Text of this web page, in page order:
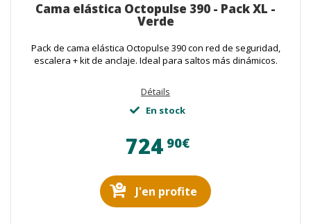
Cama elástica Octopulse 390 - Pack XL -
Verde
Pack de cama elástica Octopulse 390 con red de seguridad,
escalera + kit de anclaje. Ideal para saltos más dinámicos.
Détails
En stock
724 90€
J'en profite